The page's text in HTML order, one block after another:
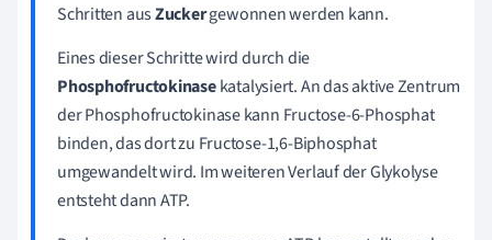
Schritten ausZuckergewonnen werden kann.
Eines dieser Schritte wird durch die
Phosphofructokinasekatalysiert. An das aktive Zentrum
der Phosphofructokinase kann Fructose-6-Phosphat
binden, das dort zu Fructose-1,6-Biphosphat
umgewandelt wird. Im weiteren Verlauf der Glykolyse
entsteht dann ATP.